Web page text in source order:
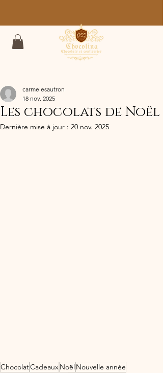
Les chocolats de Noël
carmelesautron
18 nov. 2025
Dernière mise à jour : 20 nov. 2025
ChocolatCadeauxNoël Nouvelle année